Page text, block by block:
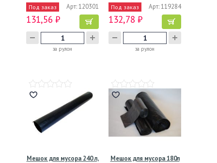
Под заказ Арт: 120301
131,56 ₽
за рулон
Под заказ Арт: 119284
132,78 ₽
за рулон
Мешок для мусора 240 л,
Мешок для мусора 180л